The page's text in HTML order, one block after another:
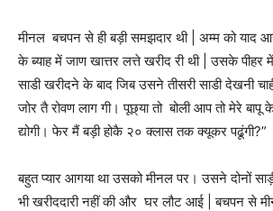
मीनल बचपन से ही बड़ी समझदार थी | अम्म को याद
के ब्याह में जाण खात्तर लत्ते खरीद री थी | उसके पीहर में
साडी खरीदने के बाद जिब उसने तीसरी साडी देखनी
जोर तै रोवण लाग गी। पूछ्या तो बोली आप तो मेरे
द्योगी। फेर मैं बड़ी होकै २० क्लास तक क्यूकर पढूंगी?”
बहुत प्यार आगया था उसको मीनल पर। उसने दोनों
भी खरीददारी नहीं की और घर लौट आई | बचपन से